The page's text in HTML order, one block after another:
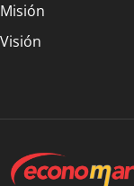
Misión
Visión